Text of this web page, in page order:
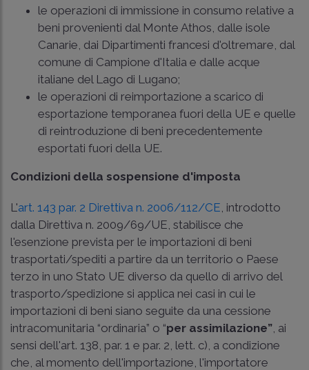
le operazioni di immissione in consumo relative a
beni provenienti dal Monte Athos, dalle isole
Canarie, dai Dipartimenti francesi d'oltremare, dal
comune di Campione d'Italia e dalle acque
italiane del Lago di Lugano;
le operazioni di reimportazione a scarico di
esportazione temporanea fuori della UE e quelle
di reintroduzione di beni precedentemente
esportati fuori della UE.
Condizioni della sospensione d'imposta
L'art. 143 par. 2 Direttiva n. 2006/112/CE , introdotto
dalla Direttiva n. 2009/69/UE, stabilisce che
l'esenzione prevista per le importazioni di beni
trasportati/spediti a partire da un territorio o Paese
terzo in uno Stato UE diverso da quello di arrivo del
trasporto/spedizione si applica nei casi in cui le
importazioni di beni siano seguite da una cessione
intracomunitaria “ordinaria” o “per assimilazione” , ai
sensi dell'art. 138, par. 1 e par. 2, lett. c), a condizione
che, al momento dell'importazione, l'importatore